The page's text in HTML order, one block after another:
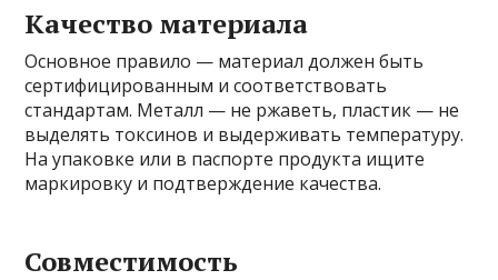
Качество материала
Основное правило — материал должен быть
сертифицированным и соответствовать
стандартам. Металл — не ржаветь, пластик — не
выделять токсинов и выдерживать температуру.
На упаковке или в паспорте продукта ищите
маркировку и подтверждение качества.
Совместимость